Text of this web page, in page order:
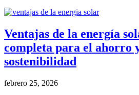
Ventajas de la energía
completa para el ahorro
sostenibilidad
febrero 25, 2026